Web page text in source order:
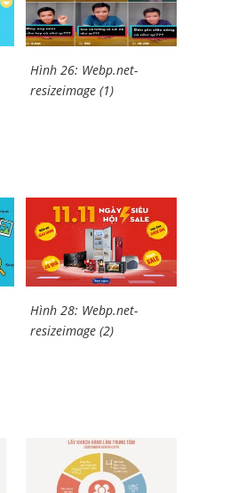
Hình 26: Webp.net-
resizeimage (1)
Hình 28: Webp.net-
resizeimage (2)